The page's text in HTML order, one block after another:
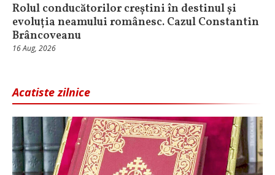
Rolul conducătorilor creștini în destinul și
evoluția neamului românesc. Cazul Constantin
Brâncoveanu
16 Aug, 2026
Acatiste zilnice